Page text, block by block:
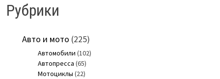
Рубрики
Авто и мото (225)
Автомобили (102)
Автопресса (65)
Мотоциклы (22)